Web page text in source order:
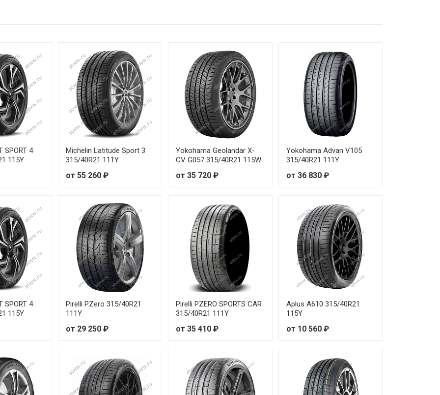
от 30 030 ₽
от 22 500 ₽
от 26 880 ₽
от 23 700 ₽
от 31 940 ₽
от 46 030 ₽
от 56 060 ₽
от 57 790 ₽
от 63 100 ₽
от 44 990 ₽
от 57 790 ₽
SPORT 4
115Y
Michelin Latitude Sport 3
315/40R21 111Y
от 55 260 ₽
Yokohama Geolandar X-
CV G057 315/40R21 115W
от 35 720 ₽
Yokohama Advan V105
315/40R21 111Y
от 36 830 ₽
SPORT 4
115Y
Pirelli PZero 315/40R21
111Y
от 29 250 ₽
Pirelli PZERO SPORTS CAR
315/40R21 111Y
от 35 410 ₽
Aplus A610 315/40R21
115Y
от 10 560 ₽